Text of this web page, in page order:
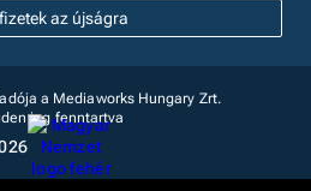
az újságra
a Mediaworks Hungary Zrt.
jog fenntartva